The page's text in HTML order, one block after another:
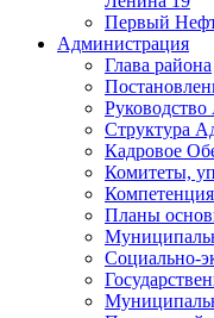
Первый
Администрация
Глава района
Структура
Кадровое
Комитеты,
Планы
Социально-